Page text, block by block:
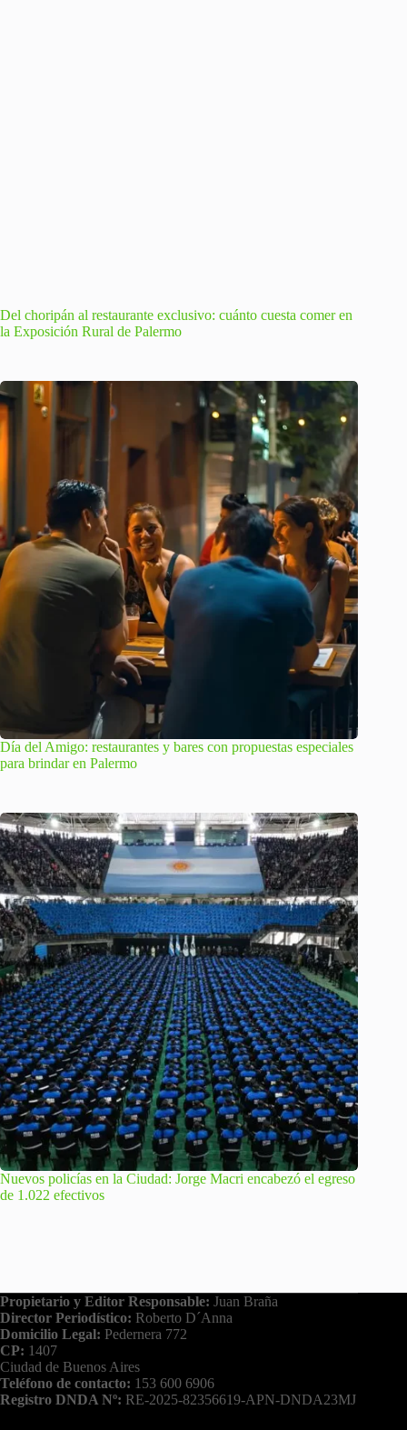
Del choripán al restaurante exclusivo: cuánto cuesta comer en
la Exposición Rural de Palermo
Día del Amigo: restaurantes y bares con propuestas especiales
para brindar en Palermo
Nuevos policías en la Ciudad: Jorge Macri encabezó el egreso
de 1.022 efectivos
Propietario y Editor Responsable: Juan Braña
Director Periodístico: Roberto D´Anna
Domicilio Legal: Pedernera 772
CP: 1407
Ciudad de Buenos Aires
Teléfono de contacto: 153 600 6906
Registro DNDA Nº: RE-2025-82356619-APN-DNDA23MJ